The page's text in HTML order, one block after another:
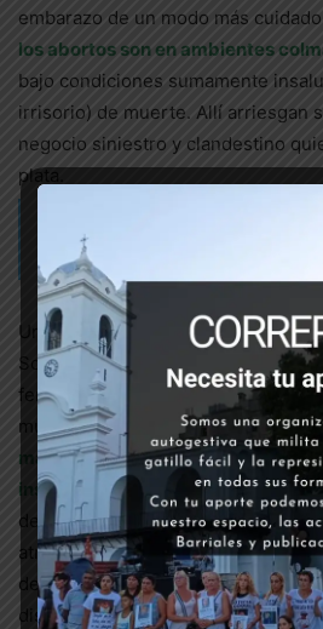
embarazo de un modo más
los abortos son en ambientes
bajo condiciones sumamente
irrisorio) de muerte. Allí arriesgan
negocio siniestro y clandestino
plata.
Leé también:
vidas
Una vez más, la clase baja es
Son nadies las que, oprimidas,
feminización de la pobreza. Y son
mueren.Desde la vuelta de la
más 3000 mujeres como
inseguros
. Entretanto el estado,
derechos”; el estado capitalista y
atrocidades y desigualdades que
denunciar, decide decidir sobre
disciplinarlos y coartar su